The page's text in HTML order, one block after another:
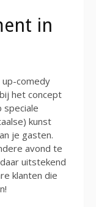
in
up-comedy
het concept
speciale
kunst
je gasten.
avond te
uitstekend
klanten die